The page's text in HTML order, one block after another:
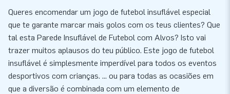
Queres encomendar um jogo de futebol insuflável especial
que te garante marcar mais golos com os teus clientes? Que
tal esta Parede Insuflável de Futebol com Alvos? Isto vai
trazer muitos aplausos do teu público. Este jogo de futebol
insuflável é simplesmente imperdível para todos os eventos
desportivos com crianças. ... ou para todas as ocasiões em
que a diversão é combinada com um elemento de